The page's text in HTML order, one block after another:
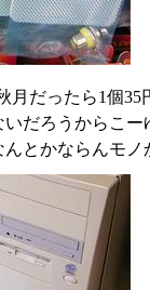
月だったら1個
だろうからこ
とかならんモノ